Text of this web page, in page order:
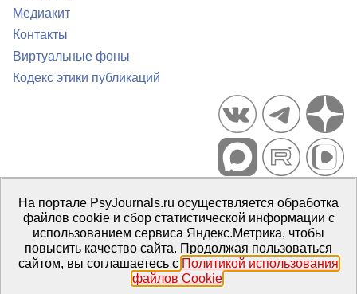
Медиакит
Контакты
Виртуальные фоны
Кодекс этики публикаций
Портал психологических изданий PsyJournals.ru, 2007–2026
Правила использования материалов
Свидетельство регистрации СМИЭл № ФС77-66447 от 14 июля
2016 г.
Издатель: ФГБОУ ВО МГППУ
На портале PsyJournals.ru осуществляется обработка
файлов cookie и сбор статистической информации с
использованием сервиса Яндекс.Метрика, чтобы
повысить качество сайта. Продолжая пользоваться
сайтом, вы соглашаетесь с Политикой использования
файлов Cookie.